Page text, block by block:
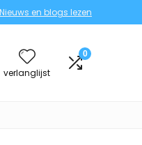
Nieuws en blogs lezen
verlanglijst
0